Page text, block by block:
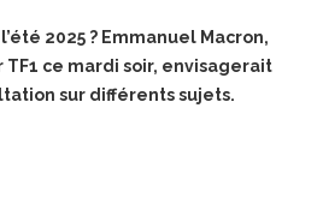
2025 ? Emmanuel Macron,
ce mardi soir, envisagerait
sur différents sujets.